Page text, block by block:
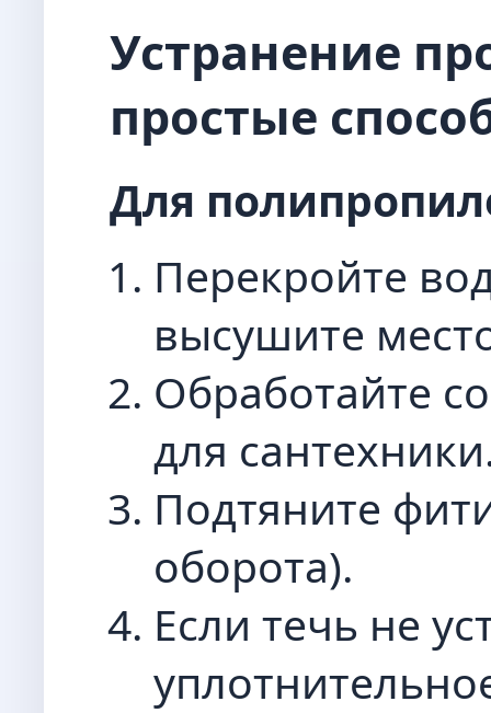
Устранение
простые
Для
Перекройте
высушите
Обработайте
для
Подтяните
оборота).
Если течь не